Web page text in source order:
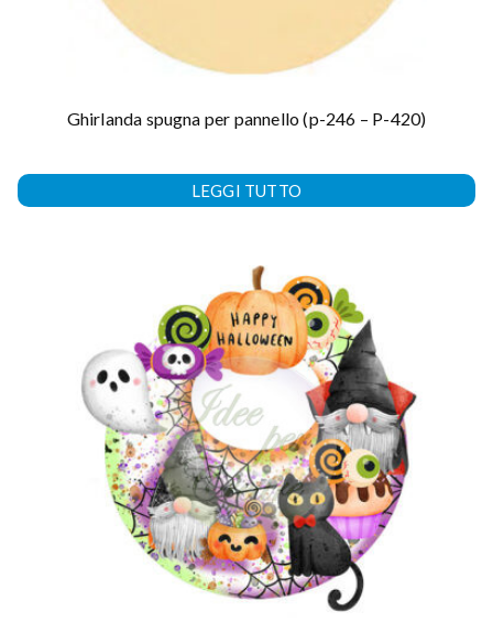
Ghirlanda spugna per pannello (p-246 – P-420)
LEGGI TUTTO